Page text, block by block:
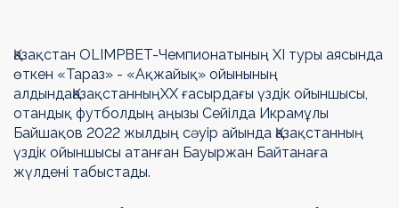
Қазақстан OLIMPBET-Чемпионатының ХІ туры аясында
өткен «Тараз» - «Ақжайық» ойынының
алдындаҚазақстанныңХХ ғасырдағы үздік ойыншысы,
отандық футболдың аңызы Сейілда Икрамұлы
Байшақов 2022 жылдың сәуір айында Қазақстанның
үздік ойыншысы атанған Бауыржан Байтанаға
жүлдені табыстады.